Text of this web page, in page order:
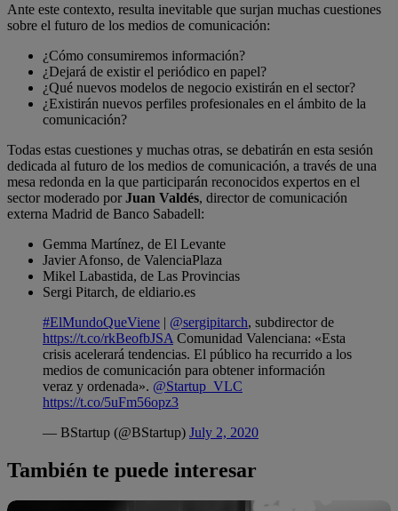
Ante este contexto, resulta inevitable que surjan muchas cuestiones
sobre el futuro de los medios de comunicación:
¿Cómo consumiremos información?
¿Dejará de existir el periódico en papel?
¿Qué nuevos modelos de negocio existirán en el sector?
¿Existirán nuevos perfiles profesionales en el ámbito de la
comunicación?
Todas estas cuestiones y muchas otras, se debatirán en esta sesión
dedicada al futuro de los medios de comunicación, a través de una
mesa redonda en la que participarán reconocidos expertos en el
sector moderado porJuan Valdés, director de comunicación
externa Madrid de Banco Sabadell:
Gemma Martínez, de El Levante
Javier Afonso, de ValenciaPlaza
Mikel Labastida, de Las Provincias
Sergi Pitarch, de eldiario.es
#ElMundoQueViene | @sergipitarch, subdirector de
https://t.co/rkBeofbJSA Comunidad Valenciana: «Esta
crisis acelerará tendencias. El público ha recurrido a los
medios de comunicación para obtener información
veraz y ordenada». @Startup_VLC
https://t.co/5uFm56opz3
— BStartup (@BStartup) July 2, 2020
También te puede interesar